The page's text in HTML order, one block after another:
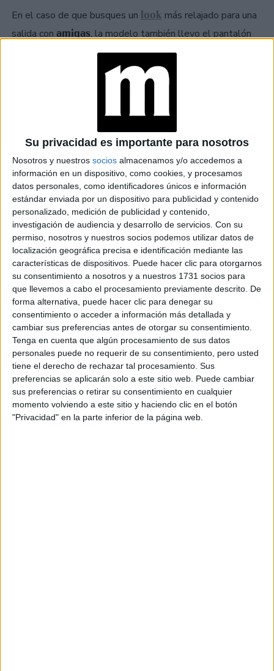
Su privacidad es importante para nosotros
Nosotros y nuestros socios almacenamos y/o accedemos a
información en un dispositivo, como cookies, y procesamos
datos personales, como identificadores únicos e información
estándar enviada por un dispositivo para publicidad y contenido
personalizado, medición de publicidad y contenido,
investigación de audiencia y desarrollo de servicios. Con su
permiso, nosotros y nuestros socios podemos utilizar datos de
localización geográfica precisa e identificación mediante las
características de dispositivos. Puede hacer clic para otorgarnos
su consentimiento a nosotros y a nuestros 1731 socios para
que llevemos a cabo el procesamiento previamente descrito. De
forma alternativa, puede hacer clic para denegar su
consentimiento o acceder a información más detallada y
cambiar sus preferencias antes de otorgar su consentimiento.
Tenga en cuenta que algún procesamiento de sus datos
personales puede no requerir de su consentimiento, pero usted
tiene el derecho de rechazar tal procesamiento. Sus
preferencias se aplicarán solo a este sitio web. Puede cambiar
sus preferencias o retirar su consentimiento en cualquier
momento volviendo a este sitio y haciendo clic en el botón
"Privacidad" en la parte inferior de la página web.
En el caso de que busques un look más relajado para una
salida con amigas, la modelo también llevo el pantalón
de la marca con un top de encaje elastizado al estilo
, con aro metálico en busto y detalle de terminación
con puntilla en copa de busto y ruedo.
TAMBIÉN TE PUEDE INTERESAR
JEANS
ACAMPANADOS DE
REGRESO: IDEAS DE
LOOKS CON
BÁSICOS
LOOKS BÁSICOS
CON JEANS ANCHOS
PARA CERRAR EL
INVIERNO 2026
CONOCÉ A ESTAS
CINCO MUJERES
LATINAS QUE
TRANSFORMAN LA
MODA DE LA
REGIÓN
CONOCÉ EL
ACCESORIO QUE
CUIDA TU PELO Y